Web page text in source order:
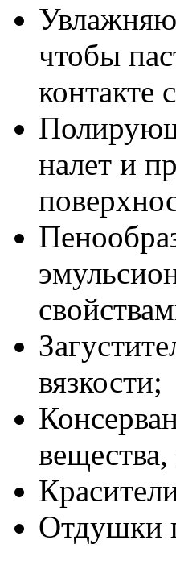
чтобы
контакте
налет и
вязкости;
Отдушки